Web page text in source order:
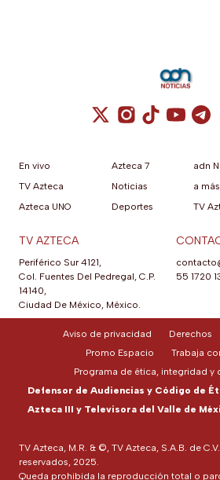
Cuenta de X /
Cuenta de
Cuenta
En vivo
TV Azteca
Azteca UNO
Azteca 7
Noticias
Deportes
adn
a
TV
TV AZTECA
Periférico Sur 4121,
Col. Fuentes Del Pedregal, C.P.
14140,
Ciudad De México, México.
55 1720
TV Azteca, M.R. & ©, TV Azteca, S.A.B. de
reservados, 2025.
Queda prohibida la reproducción total o
Aviso de privacidad Derechos
Promo Espacio
Trabaja
Programa de ética, integridad y
Defensor de Audiencias y Código de
Azteca III y Televisora del Valle de